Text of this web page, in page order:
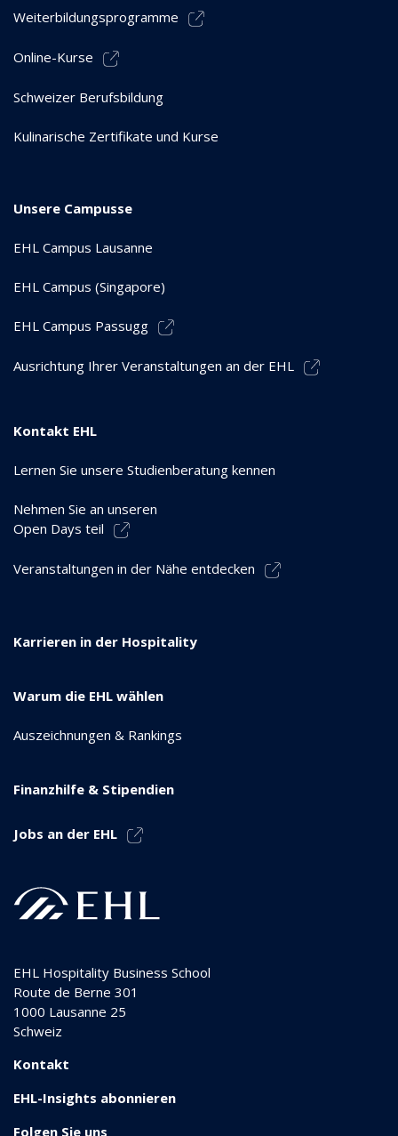
Weiterbildungsprogramme
Online-Kurse
Schweizer Berufsbildung
Kulinarische Zertifikate und Kurse
Unsere Campusse
EHL Campus Lausanne
EHL Campus (Singapore)
EHL Campus Passugg
Ausrichtung Ihrer Veranstaltungen an der EHL
Kontakt EHL
Lernen Sie unsere Studienberatung kennen
Nehmen Sie an unseren
Open Days teil
Veranstaltungen in der Nähe entdecken
Karrieren in der Hospitality
Warum die EHL wählen
Auszeichnungen & Rankings
Finanzhilfe & Stipendien
Jobs an der EHL
EHL Hospitality Business School
Route de Berne 301
1000 Lausanne 25
Schweiz
Kontakt
EHL-Insights abonnieren
Folgen Sie uns